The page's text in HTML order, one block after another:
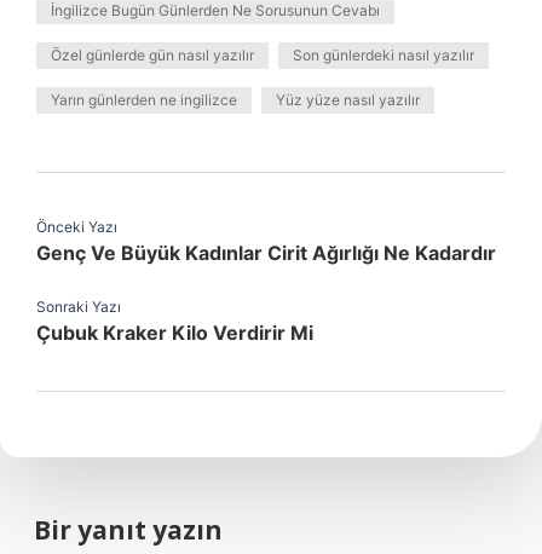
İngilizce Bugün Günlerden Ne Sorusunun Cevabı
Özel günlerde gün nasıl yazılır Son günlerdeki nasıl yazılır
Yarın günlerden ne ingilizce Yüz yüze nasıl yazılır
Önceki Yazı
Genç Ve Büyük Kadınlar Cirit Ağırlığı Ne Kadardır
Sonraki Yazı
Çubuk Kraker Kilo Verdirir Mi
Bir yanıt yazın